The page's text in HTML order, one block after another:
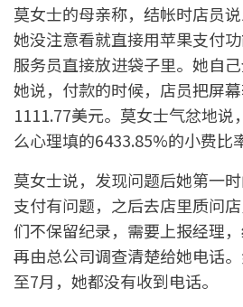
莫女士的母亲称，结帐时店员说
她没注意看就直接用苹果支付
服务员直接放进袋子里。她自己
她说，付款的时候，店员把屏
1111.77美元。莫女士气忿地
么心理填的6433.85%的小费比
莫女士说，发现问题后她第一
支付有问题，之后去店里质问
们不保留纪录，需要上报经理，
再由总公司调查清楚给她电话
至7月，她都没有收到电话。